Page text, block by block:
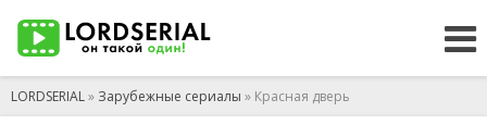
LORDSERIAL» Зарубежные сериалы » Красная дверь